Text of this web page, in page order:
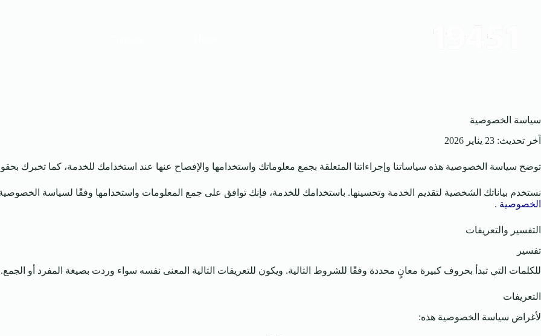
سياسة الخصوصية
آخر تحديث: 23 يناير 2026
توضح سياسة الخصوصية هذه سياساتنا وإجراءاتنا المتعلقة بجمع معلوماتك واستخدامها والإفصاح عنها عند استخدامك للخدمة، كما تخبرك
نستخدم بياناتك الشخصية لتقديم الخدمة وتحسينها. باستخدامك للخدمة، فإنك توافق على جمع المعلومات واستخدامها وفقًا لسياسة
الخصوصية .
التفسير والتعريفات
تفسير
للكلمات التي تبدأ بحروف كبيرة معانٍ محددة وفقًا للشروط التالية. ويكون للتعريفات التالية المعنى نفسه سواء وردت بصيغة المفرد أو الجمع.
التعريفات
لأغراض سياسة الخصوصية هذه: